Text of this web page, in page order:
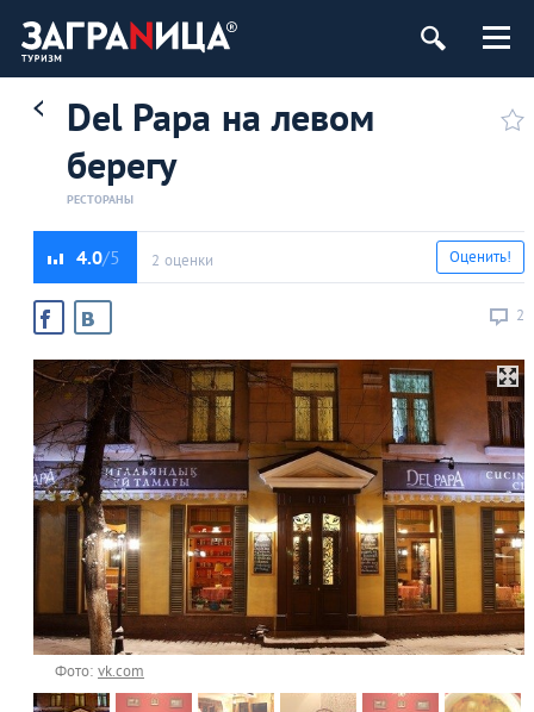
Del Papa на левом
берегу
РЕСТОРАНЫ
4.0 2 оценки
2
Оценить!
Фото:vk.com